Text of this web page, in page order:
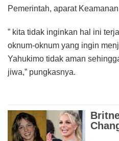
Pemerintah, aparat
” kita tidak inginkan hal ini
oknum-oknum yang ingin
Yahukimo tidak aman
jiwa,” pungkasnya.